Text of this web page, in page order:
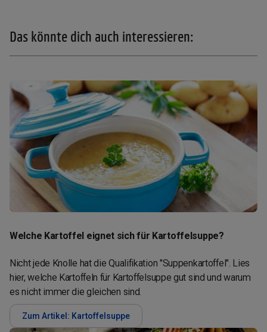
Das könnte dich auch interessieren:
Welche Kartoffel eignet sich für Kartoffelsuppe?
Nicht jede Knolle hat die Qualifikation "Suppenkartoffel". Lies
hier, welche Kartoffeln für Kartoffelsuppe gut sind und warum
es nicht immer die gleichen sind.
Zum Artikel: Kartoffelsuppe